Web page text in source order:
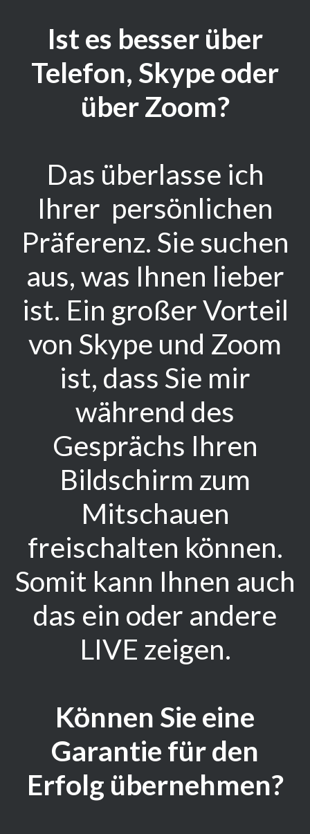
Ist es besser über
Telefon, Skype oder
über Zoom?
Das überlasse ich
Ihrer persönlichen
Präferenz. Sie suchen
aus, was Ihnen lieber
ist. Ein großer Vorteil
von Skype und Zoom
ist, dass Sie mir
während des
Gesprächs Ihren
Bildschirm zum
Mitschauen
freischalten können.
Somit kann Ihnen auch
das ein oder andere
LIVE zeigen.
Können Sie eine
Garantie für den
Erfolg übernehmen?